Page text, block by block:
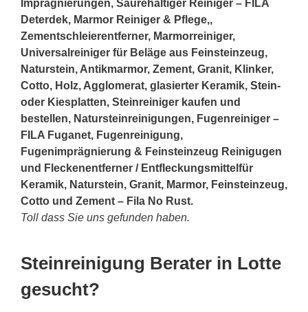
Imprägnierungen, Säurehaltiger Reiniger – FILA
Deterdek, Marmor Reiniger & Pflege,,
Zementschleierentferner, Marmorreiniger,
Universalreiniger für Beläge aus Feinsteinzeug,
Naturstein, Antikmarmor, Zement, Granit, Klinker,
Cotto, Holz, Agglomerat, glasierter Keramik, Stein-
oder Kiesplatten, Steinreiniger kaufen und
bestellen, Natursteinreinigungen, Fugenreiniger –
FILA Fuganet, Fugenreinigung,
Fugenimprägnierung & Feinsteinzeug Reinigugen
und Fleckenentferner / Entfleckungsmittelfür
Keramik, Naturstein, Granit, Marmor, Feinsteinzeug,
Cotto und Zement – Fila No Rust.
Toll dass Sie uns gefunden haben.
Steinreinigung Berater in Lotte
gesucht?